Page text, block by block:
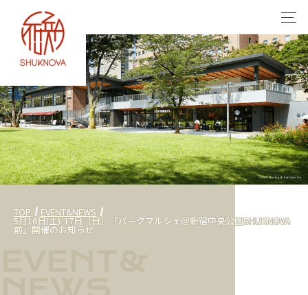
TOP EVENT&NEWS
5月16日(土)-17日（日）「パークマルシェ＠新宿中央公園SHUKNOVA
前」開催のお知らせ